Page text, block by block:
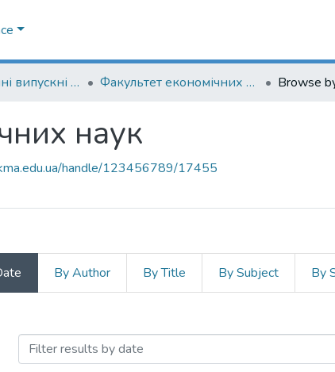
Кваліфікаційні випускні роботи здобувачів вищої освіти бакалаврських програм Факультет економічних наук Browse
наук
handle/123456789/17455
By Author By Title By Subject By
наук by Issue Date